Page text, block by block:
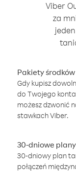
Viber
za
Pakiety środków
Gdy kupisz
do Twojego
możesz dzwonić
stawkach Viber.
30-dniowe
30-dniowy plan
połączeń